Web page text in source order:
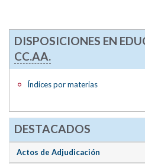
DISPOSICIONES EN
CC.AA.
Índices por materias
DESTACADOS
Actos de Adjudicación